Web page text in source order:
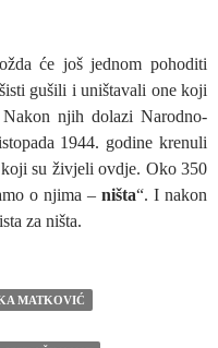
će još jednom pohoditi
gušili i uništavali one koji
njih dolazi Narodno-
1944. godine krenuli
su živjeli ovdje. Oko 350
o njima – ništa“. I nakon
za ništa.
MATKOVIĆ